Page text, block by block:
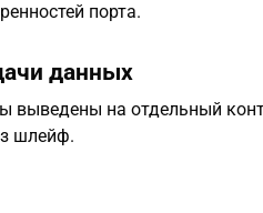
порта.
данных
выведены на отдельный
шлейф.